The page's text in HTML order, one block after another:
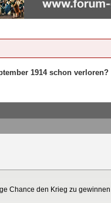
1914 schon verloren?
Chance den Krieg zu gewinnen